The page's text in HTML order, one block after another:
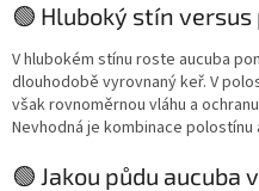
🟢 Hluboký stín
V hlubokém stínu roste aucuba
dlouhodobě vyrovnaný keř. V
však rovnoměrnou vláhu a
Nevhodná je kombinace polostínu
🟢 Jakou půdu aucuba